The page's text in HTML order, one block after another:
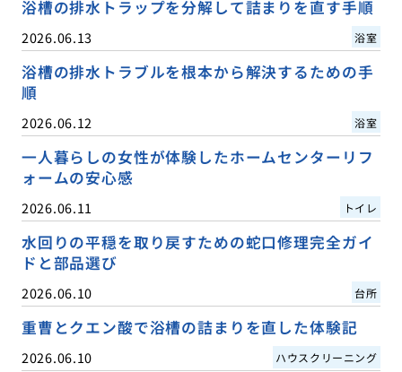
浴槽の排水トラップを分解して詰まりを直す手順
2026.06.13 浴室
浴槽の排水トラブルを根本から解決するための手
順
2026.06.12 浴室
一人暮らしの女性が体験したホームセンターリフ
ォームの安心感
2026.06.11 トイレ
水回りの平穏を取り戻すための蛇口修理完全ガイ
ドと部品選び
2026.06.10 台所
重曹とクエン酸で浴槽の詰まりを直した体験記
2026.06.10 ハウスクリーニング